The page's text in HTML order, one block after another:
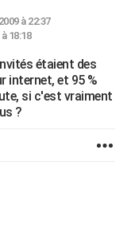
à 22:37
18:18
étaient des
internet, et 95 %
si c'est vraiment
?